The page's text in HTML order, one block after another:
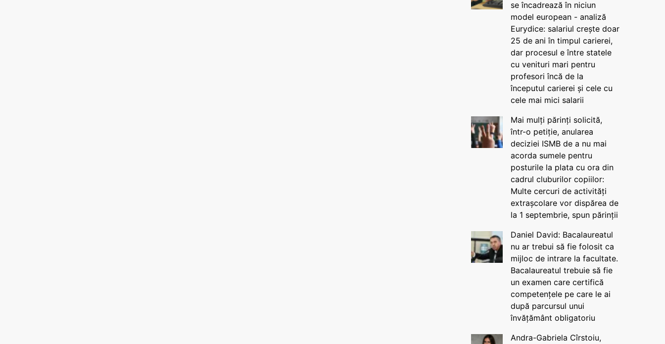
se încadrează în niciun
model european - analiză
Eurydice: salariul crește doar
25 de ani în timpul carierei,
dar procesul e între statele
cu venituri mari pentru
profesori încă de la
începutul carierei și cele cu
cele mai mici salarii
Mai mulți părinți solicită,
într-o petiție, anularea
deciziei ISMB de a nu mai
acorda sumele pentru
posturile la plata cu ora din
cadrul cluburilor copiilor:
Multe cercuri de activități
extrașcolare vor dispărea de
la 1 septembrie, spun părinții
Daniel David: Bacalaureatul
nu ar trebui să fie folosit ca
mijloc de intrare la facultate.
Bacalaureatul trebuie să fie
un examen care certifică
competențele pe care le ai
după parcursul unui
învățământ obligatoriu
Andra-Gabriela Cîrstoiu,